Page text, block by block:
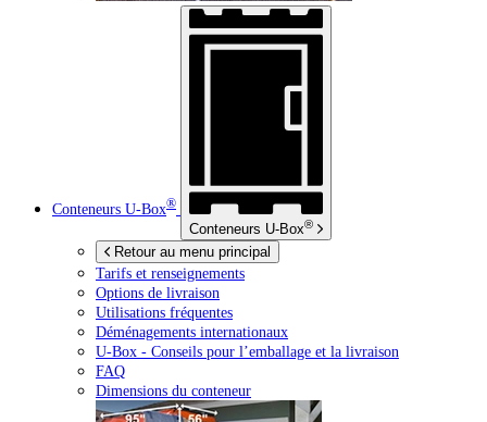
Conteneurs U-Box®
Conteneurs U-Box®
Retour au menu principal
Tarifs et renseignements
Options de livraison
Utilisations fréquentes
Déménagements internationaux
U-Box - Conseils pour l’emballage et la livraison
FAQ
Dimensions du conteneur